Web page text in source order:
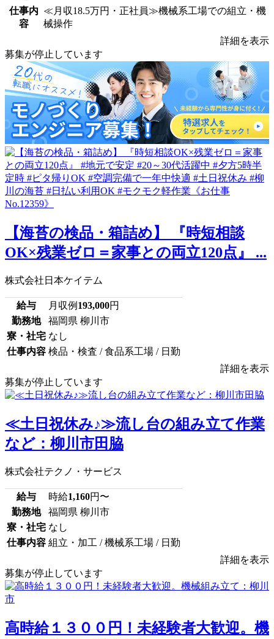
仕事内
容
≪月収18.5万円・正社員≫機械系工場での組立・機
械操作
詳細を表示
募集が停止しています
【海苔の検品・箱詰め】 『時短相談
OK×残業ゼロ＝家事との両立120点』 ...
株式会社日本ケイテム
給与 月収例 193,000円
勤務地
福岡県 柳川市
寮・社宅 なし
仕事内容 検品・検査 / 食品系工場 / 日勤
詳細を表示
募集が停止しています
≪土日祝休み♪≫流し台の組み立て作業
など：柳川市田脇
株式会社テクノ・サービス
給与 時給1,160円〜
勤務地
福岡県 柳川市
寮・社宅 なし
仕事内容 組立・加工 / 機械系工場 / 日勤
詳細を表示
募集が停止しています
高時給１３００円！未経験者大歓迎。機